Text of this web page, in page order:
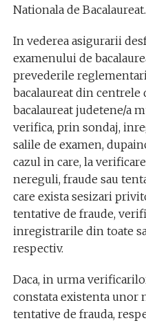
Nationala de Bacalaureat.
In vederea asigurarii
examenului de
prevederile
bacalaureat din centrele
bacalaureat judetene/a
verifica, prin sondaj,
salile de examen,
cazul in care, la
nereguli, fraude sau
care exista sesizari
tentative de fraude,
inregistrarile din toate
respectiv.
Daca, in urma
constata existenta unor
tentative de frauda,